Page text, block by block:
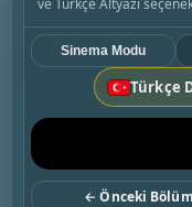
ve Türkçe Altyazı
Türkçe
Sinema Modu
← Önceki Bölüm